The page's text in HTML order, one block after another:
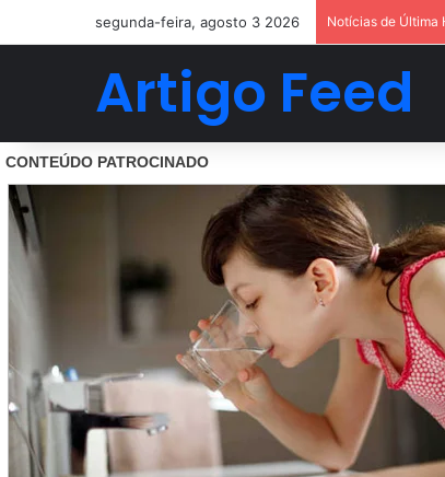
segunda-feira, agosto 3 2026 Notícias de Última
Artigo Feed